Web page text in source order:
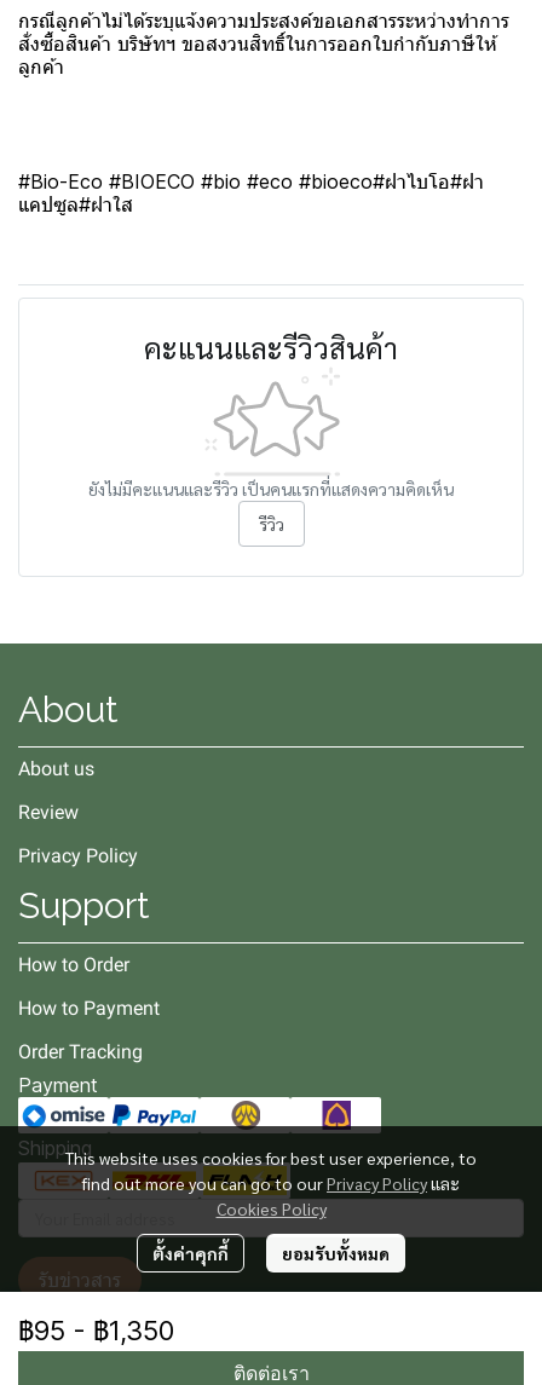
กรณีลูกค้าไม่ได้ระบุแจ้งความประสงค์ขอเอกสารระหว่างทำการ
สั่งซื้อสินค้า บริษัทฯ ขอสงวนสิทธิ์ในการออกใบกำกับภาษีให้
ลูกค้า
#Bio-Eco #BIOECO #bio #eco #bioeco#ฝาไบโอ#ฝา
แคปซูล#ฝาใส
คะแนนและรีวิวสินค้า
ยังไม่มีคะแนนและรีวิว เป็นคนแรกที่แสดงความคิดเห็น
รีวิว
฿95 - ฿1,350
ติดต่อเรา
This website uses cookies for best user experience, to
find out more you can go to ourPrivacy Policyและ
Cookies Policy
ตั้งค่าคุกกี้ ยอมรับทั้งหมด
About
About us
Review
Privacy Policy
Support
How to Order
How to Payment
Order Tracking
Payment
Shipping
รับข่าวสาร